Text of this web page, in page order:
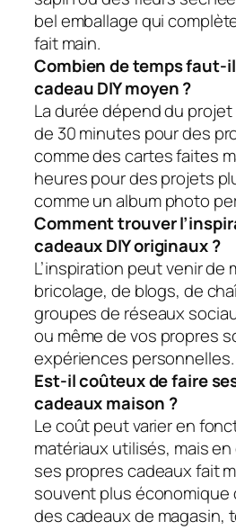
bel emballage qui
fait main.
Combien de temps faut-
cadeau DIY moyen ?
La durée dépend du
de 30 minutes pour des
comme des cartes faites
heures pour des projets
comme un album photo
Comment trouver
cadeaux DIY originaux ?
L’inspiration peut venir de
bricolage, de blogs, de
groupes de réseaux
ou même de vos propres
expériences personnelles.
Est-il coûteux de faire
cadeaux maison ?
Le coût peut varier en
matériaux utilisés, mais
ses propres cadeaux fait
souvent plus économique
des cadeaux de magasin,